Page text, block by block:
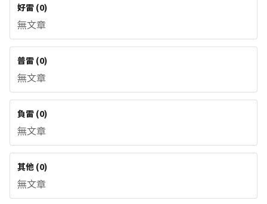
好雷 (0)
無文章
普雷 (0)
無文章
負雷 (0)
無文章
其他 (0)
無文章